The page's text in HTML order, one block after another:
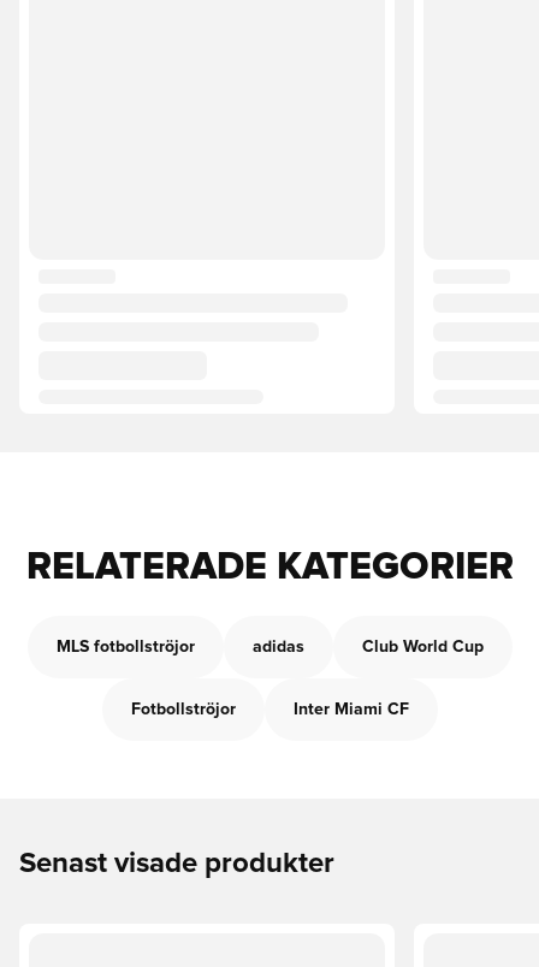
RELATERADE KATEGORIER
MLS fotbollströjor adidas Club World Cup
Fotbollströjor Inter Miami CF
Senast visade produkter